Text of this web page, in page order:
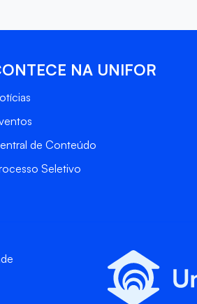
NA UNIFOR
de Conteúdo
Seletivo